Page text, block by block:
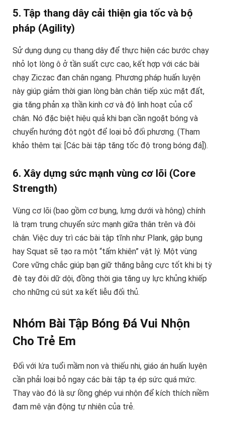
5. Tập thang dây cải thiện gia tốc và bộ
pháp (Agility)
Sử dụng dụng cụ thang dây để thực hiện các bước chạy
nhỏ lọt lòng ô ở tần suất cực cao, kết hợp với các bài
chạy Ziczac đan chân ngang. Phương pháp huấn luyện
này giúp giảm thời gian lòng bàn chân tiếp xúc mặt đất,
gia tăng phản xạ thần kinh cơ và độ linh hoạt của cổ
chân. Nó đặc biệt hiệu quả khi bạn cần ngoặt bóng và
chuyển hướng đột ngột để loại bỏ đối phương. (Tham
khảo thêm tại: [Các bài tập tăng tốc độ trong bóng đá]).
6. Xây dựng sức mạnh vùng cơ lõi (Core
Strength)
Vùng cơ lõi (bao gồm cơ bụng, lưng dưới và hông) chính
là trạm trung chuyển sức mạnh giữa thân trên và đôi
chân. Việc duy trì các bài tập tĩnh như Plank, gập bụng
hay Squat sẽ tạo ra một “tấm khiên” vật lý. Một vùng
Core vững chắc giúp bạn giữ thăng bằng cực tốt khi bị tỳ
đè tay đôi dữ dội, đồng thời gia tăng uy lực khủng khiếp
cho những cú sút xa kết liễu đối thủ.
Nhóm Bài Tập Bóng Đá Vui Nhộn
Cho Trẻ Em
Đối với lứa tuổi mầm non và thiếu nhi, giáo án huấn luyện
cần phải loại bỏ ngay các bài tập tạ ép sức quá mức.
Thay vào đó là sự lồng ghép vui nhộn để kích thích niềm
đam mê vận động tự nhiên của trẻ.